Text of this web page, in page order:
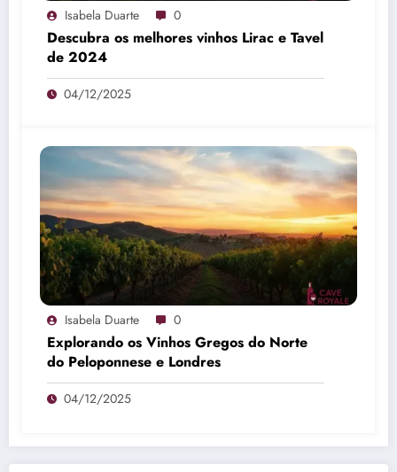
Isabela Duarte 0
Descubra os melhores vinhos Lirac e Tavel
de 2024
04/12/2025
Isabela Duarte 0
Explorando os Vinhos Gregos do Norte
do Peloponnese e Londres
04/12/2025